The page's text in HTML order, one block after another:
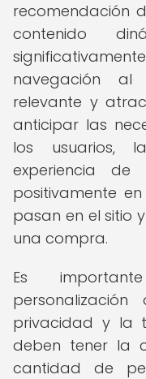
recomendación
contenido
navegación
relevante y
anticipar las
los usuarios,
experiencia de
positivamente
pasan en el sitio
una compra.
Es
privacidad y la
deben tener la
cantidad de